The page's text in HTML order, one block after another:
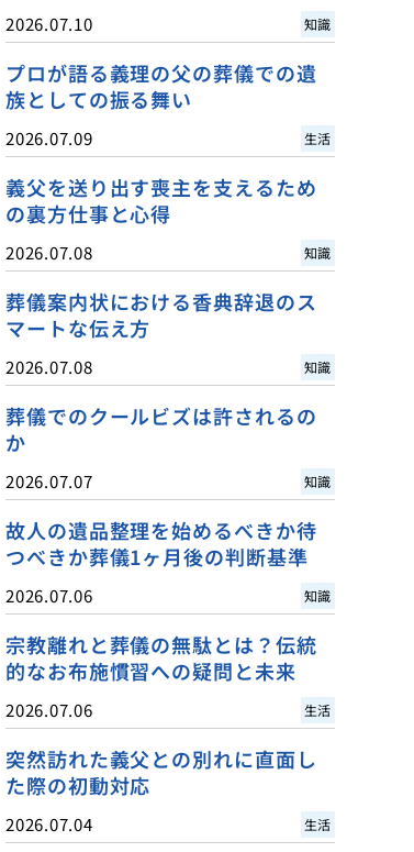
2026.07.10 知識
プロが語る義理の父の葬儀での遺
族としての振る舞い
2026.07.09 生活
義父を送り出す喪主を支えるため
の裏方仕事と心得
2026.07.08 知識
葬儀案内状における香典辞退のス
マートな伝え方
2026.07.08 知識
葬儀でのクールビズは許されるの
か
2026.07.07 知識
故人の遺品整理を始めるべきか待
つべきか葬儀1ヶ月後の判断基準
2026.07.06 知識
宗教離れと葬儀の無駄とは？伝統
的なお布施慣習への疑問と未来
2026.07.06 生活
突然訪れた義父との別れに直面し
た際の初動対応
2026.07.04 生活